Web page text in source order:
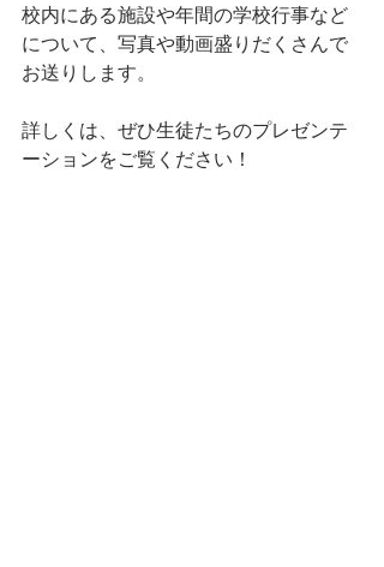
校内にある施設や年間の学校行事など
について、写真や動画盛りだくさんで
お送りします。
詳しくは、ぜひ生徒たちのプレゼンテ
ーションをご覧ください！